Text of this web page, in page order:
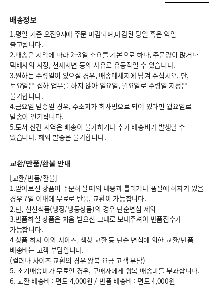
배송정보
1.평일 기준 오전9시에 주문 마감되며,마감된 당일 혹은 익일
출고됩니다.
2.배송은 지역에 따라 2~3일 소요를 기본으로 하나, 주문량이 많거나
택배사의 사정, 천재지변 등의 사유로 유동적일 수 있습니다.
3.원하는 수령일이 있으실 경우, 배송메세지에 남겨 주십시오. 단,
토요일은 집하 업무를 하지 않아 일요일, 월요일로 수령일 지정은
불가합니다.
4.금요일 발송일 경우, 주소지가 회사명으로 되어 있다면 월요일로
발송이 연기됩니다.
5.도서 산간 지역은 배송이 불가하거나 추가 배송비가 발생할 수
있습니다. 해외 발송은 불가합니다.
교환/반품/환불 안내
[교환/반품/환불]
1.받아보신 상품이 주문하실 때의 내용과 틀리거나 품질에 하자가 있을
경우 7일 이내에 무료로 반품, 교환이 가능합니다.
2.단, 신선식품(냉장/냉동상품)의 경우 단순변심 제외
3.반품하실 상품은 처음 받으신 그대로 보내주셔야 반품접수가
가능합니다.
4.상품 하자 이외 사이즈, 색상 교환 등 단순 변심에 의한 교환/반품
배송비는 고객 부담입니다.
(컬러나 사이즈 교환의 경우 왕복 요금 고객 부담)
5. 초기배송비가 무료인 경우, 구매자에게 왕복 배송비를 부과합니다.
6.교환 배송비 : 편도 4,000원 / 반품 배송비 : 편도 4,000원